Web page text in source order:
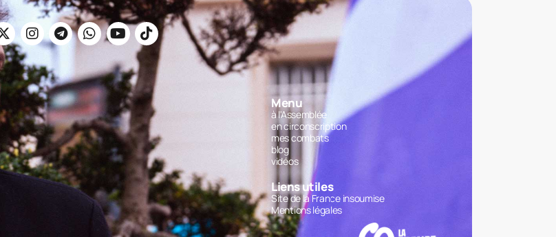
Menu
à l'Assemblée
en circonscription
mes combats
blog
vidéos
Liens utiles
Site de la France insoumise
Mentions légales